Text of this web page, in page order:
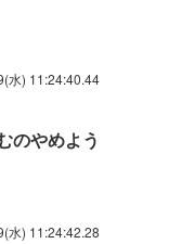
水) 11:24:40.44
のやめよう
水) 11:24:42.28